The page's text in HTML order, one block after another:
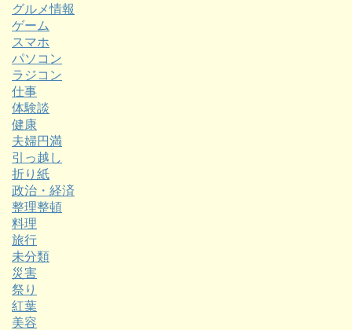
グルメ情報
ゲーム
スマホ
パソコン
ラジコン
仕事
体験談
健康
夫婦円満
引っ越し
折り紙
政治・経済
整理整頓
料理
旅行
未分類
災害
祭り
紅葉
美容